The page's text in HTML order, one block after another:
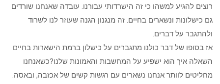
רוצים להגיע למשהו כי זה הישרדותי עבורנו. עובדה שאנחנו שורדים
גם כישלונות ונשארים בחיים. זה מנגנון הגנה שעוזר לנו לשרוד
ולהתגבר על דברים.
אז בסופו של דבר כולנו מתגברים על כישלון ברמת הישארות בחיים
השאלה איך הוא ישפיע על המחשבות והאמונות שלנו?כשאנחנו
מחליטים לוותר אנחנו נשארים עם רגשות קשים של אכזבה, ובאסה.